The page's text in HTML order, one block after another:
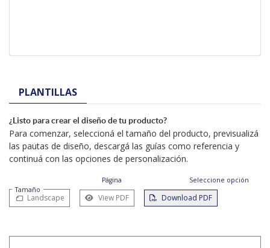
PLANTILLAS
¿Listo para crear el diseño de tu producto?
Para comenzar, seleccioná el tamaño del producto, previsualizá
las pautas de diseño, descargá las guías como referencia y
continuá con las opciones de personalización.
Tamaño
Página Seleccione opción
Landscape View PDF Download PDF